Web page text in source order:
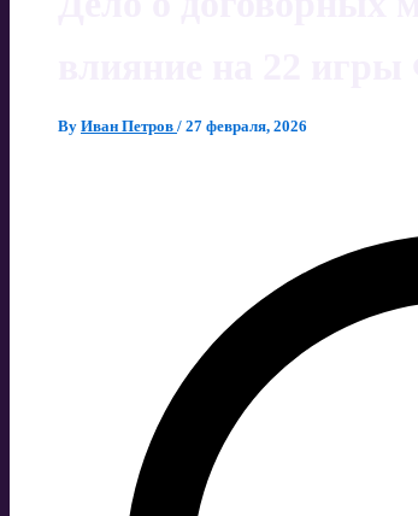
By Иван Петров / 27 февраля, 2026